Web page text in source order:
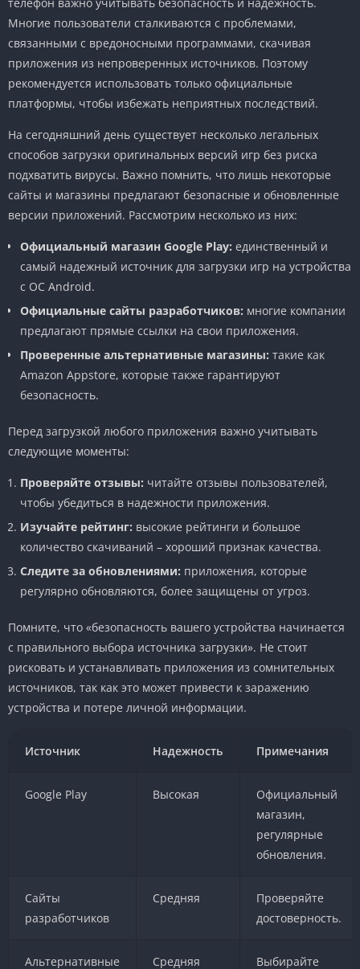
Многие пользователи сталкиваются с проблемами,
связанными с вредоносными программами, скачивая
приложения из непроверенных источников. Поэтому
рекомендуется использовать только официальные
платформы, чтобы избежать неприятных последствий.
На сегодняшний день существует несколько легальных
способов загрузки оригинальных версий игр без риска
подхватить вирусы. Важно помнить, что лишь некоторые
сайты и магазины предлагают безопасные и обновленные
версии приложений. Рассмотрим несколько из них:
Официальный магазин Google Play: единственный и
самый надежный источник для загрузки игр на устройства
с ОС Android.
Официальные сайты разработчиков: многие компании
предлагают прямые ссылки на свои приложения.
Проверенные альтернативные магазины: такие как
Amazon Appstore, которые также гарантируют
безопасность.
Перед загрузкой любого приложения важно учитывать
следующие моменты:
Проверяйте отзывы: читайте отзывы пользователей,
чтобы убедиться в надежности приложения.
Изучайте рейтинг: высокие рейтинги и большое
количество скачиваний – хороший признак качества.
Следите за обновлениями: приложения, которые
регулярно обновляются, более защищены от угроз.
Помните, что «безопасность вашего устройства начинается
с правильного выбора источника загрузки». Не стоит
рисковать и устанавливать приложения из сомнительных
источников, так как это может привести к заражению
устройства и потере личной информации.
Источник Надежность Примечания
Google Play Высокая
Официальный
магазин,
регулярные
обновления.
Сайты
разработчиков
Средняя
Проверяйте
достоверность.
Альтернативные
Средняя
Выбирайте